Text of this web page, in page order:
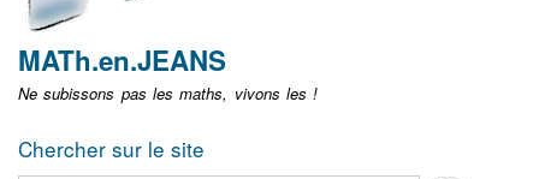
MATh.en.JEANS
Ne subissons pas les maths, vivons les !
Chercher sur le site